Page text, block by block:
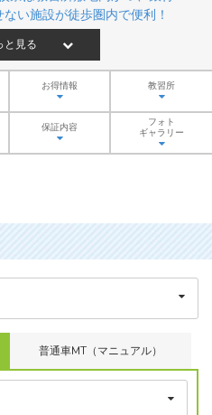
い施設が徒歩圏内で便利！
と見る
お得情報 教習所
保証内容
フォト
ギャラリー
普通車MT（マニュアル）